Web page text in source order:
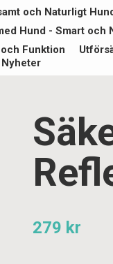
och Naturligt
Hund - Smart och
Funktion
Nyheter
279 kr